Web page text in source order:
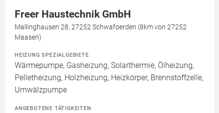
Freer Haustechnik GmbH
Mallinghausen 28, 27252 Schwafoerden (8km von 27252
Maasen)
HEIZUNG SPEZIALGEBIETE
Wärmepumpe, Gasheizung, Solarthermie, Ölheizung,
Pelletheizung, Holzheizung, Heizkörper, Brennstoffzelle,
Umwälzpumpe
ANGEBOTENE TÄTIGKEITEN